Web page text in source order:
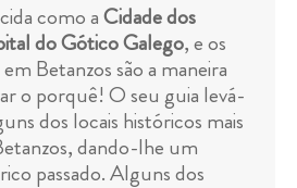
como aCidade dos
do Gótico Galego, e os
Betanzos são a maneira
o porquê! O seu guia levá-
dos locais históricos mais
dando-lhe um
passado. Alguns dos